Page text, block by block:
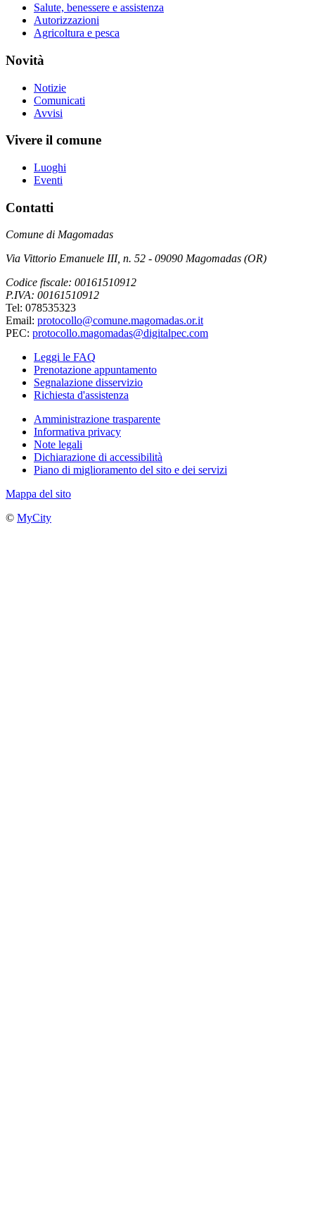
Salute, benessere e assistenza
Autorizzazioni
Agricoltura e pesca
Novità
Notizie
Comunicati
Avvisi
Vivere il comune
Luoghi
Eventi
Contatti
Comune di Magomadas
Via Vittorio Emanuele III, n. 52 - 09090 Magomadas (OR)
Codice fiscale: 00161510912
P.IVA: 00161510912
Tel: 078535323
Email: protocollo@comune.magomadas.or.it
PEC: protocollo.magomadas@digitalpec.com
Leggi le FAQ
Prenotazione appuntamento
Segnalazione disservizio
Richiesta d'assistenza
Amministrazione trasparente
Informativa privacy
Note legali
Dichiarazione di accessibilità
Piano di miglioramento del sito e dei servizi
Mappa del sito
© MyCity